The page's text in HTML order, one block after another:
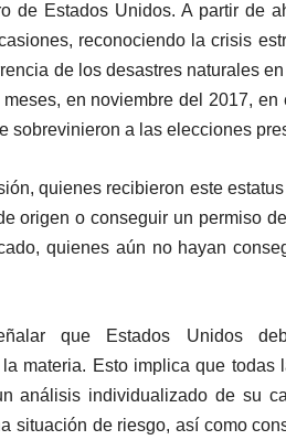
de Estados Unidos. A partir de
reconociendo la crisis
de los desastres naturales
en noviembre del 2017,
sobrevinieron a las elecciones
quienes recibieron este
origen o conseguir un permiso
quienes aún no hayan
que Estados Unidos
materia. Esto implica que
análisis individualizado de su
situación de riesgo, así como